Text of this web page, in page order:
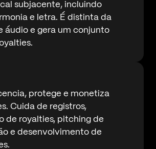
subjacente, incluindo
e letra. É distinta da
áudio e gera um conjunto
protege e monetiza
Cuida de registros,
de royalties, pitching de
e desenvolvimento de